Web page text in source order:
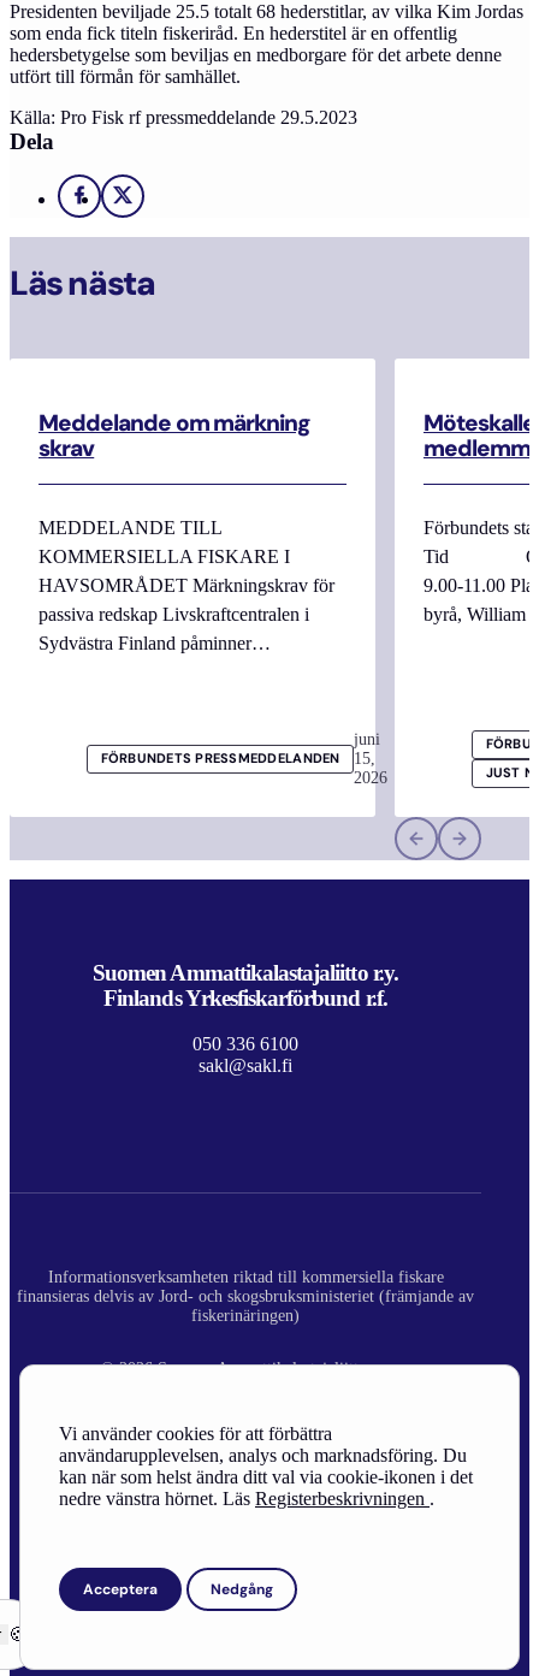
Vi använder cookies för att förbättra
användarupplevelsen, analys och marknadsföring. Du
kan när som helst ändra ditt val via cookie-ikonen i det
nedre vänstra hörnet. Läs Registerbeskrivningen .
Acceptera Nedgång
Presidenten beviljade 25.5 totalt 68 hederstitlar, av vilka Kim Jordas
som enda fick titeln fiskeriråd. En hederstitel är en offentlig
hedersbetygelse som beviljas en medborgare för det arbete denne
utfört till förmån för samhället.
Källa: Pro Fisk rf pressmeddelande 29.5.2023
Dela
Facebook
X
Läs nästa
Meddelande om märkning
skrav
MEDDELANDE TILL
KOMMERSIELLA FISKARE I
HAVSOMRÅDET Märkningskrav för
passiva redskap Livskraftcentralen i
Sydvästra Finland påminner…
FÖRBUNDETS PRESSMEDDELANDEN
juni
15,
2026
Förbundets
Tid
9.00-11.00
byrå, William
JUST
Suomen Ammattikalastajaliitto r.y.
Finlands Yrkesfiskarförbund r.f.
050 336 6100
sakl@sakl.fi
Informationsverksamheten riktad till kommersiella fiskare
finansieras delvis av Jord- och skogsbruksministeriet (främjande av
fiskerinäringen)
© 2026 Suomen Ammattikalastajaliitto ry.
Site Credits